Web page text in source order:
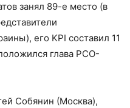
занял 89-е место (в
его KPI составил 11
глава РСО-
Собянин (Москва),